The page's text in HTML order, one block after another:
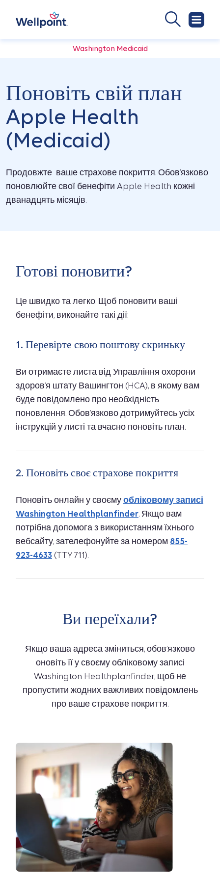
Washington Medicaid
Поновіть свій план
Apple Health
(Medicaid)
Продовжте ваше страхове покриття. Обов’язково
поновлюйте свої бенефіти Apple Health кожні
дванадцять місяців.
Готові поновити?
Це швидко та легко. Щоб поновити ваші
бенефіти, виконайте такі дії:
1. Перевірте свою поштову скриньку
Ви отримаєте листа від Управління охорони
здоров’я штату Вашингтон (HCA), в якому вам
буде повідомлено про необхідність
поновлення. Обов’язково дотримуйтесь усіх
інструкцій у листі та вчасно поновіть план.
2. Поновіть своє страхове покриття
Поновіть онлайн у своєму обліковому записі
Washington Healthplanfinder. Якщо вам
потрібна допомога з використанням їхнього
вебсайту, зателефонуйте за номером 855-
923-4633 (TTY 711).
Ви переїхали?
Якщо ваша адреса зміниться, обов’язково
оновіть її у своєму обліковому записі
Washington Healthplanfinder, щоб не
пропустити жодних важливих повідомлень
про ваше страхове покриття.